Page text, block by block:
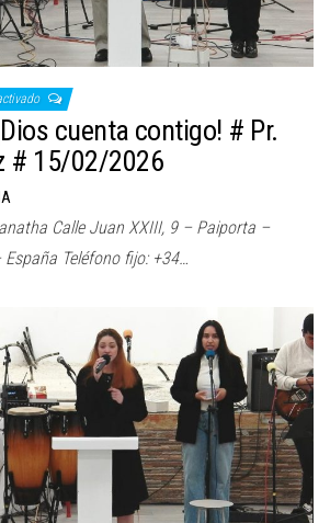
cuenta contigo! # Pr.
# 15/02/2026
Calle Juan XXIII, 9 – Paiporta –
Teléfono fijo: +34…